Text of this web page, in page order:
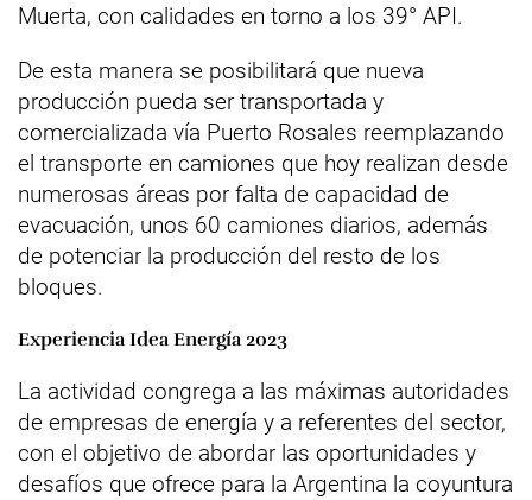
Muerta, con calidades en torno a los 39° API.
De esta manera se posibilitará que nueva
producción pueda ser transportada y
comercializada vía Puerto Rosales reemplazando
el transporte en camiones que hoy realizan desde
numerosas áreas por falta de capacidad de
evacuación, unos 60 camiones diarios, además
de potenciar la producción del resto de los
bloques.
Experiencia Idea Energía 2023
La actividad congrega a las máximas autoridades
de empresas de energía y a referentes del sector,
con el objetivo de abordar las oportunidades y
desafíos que ofrece para la Argentina la coyuntura